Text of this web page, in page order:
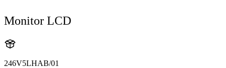
Monitor LCD
246V5LHAB/01